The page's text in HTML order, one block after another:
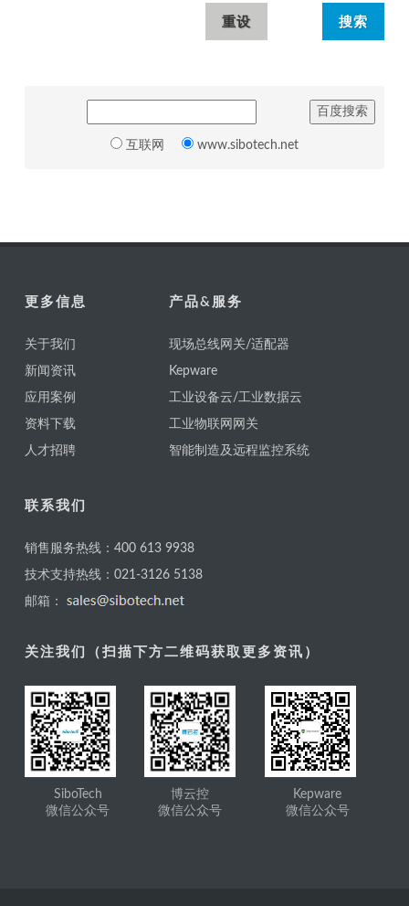
互联网 www.sibotech.net
更多信息
关于我们
新闻资讯
应用案例
资料下载
人才招聘
产品&服务
现场总线网关/适配器
Kepware
工业设备云/工业数据云
工业物联网网关
智能制造及远程监控系统
联系我们
销售服务热线：400 613 9938
技术支持热线：021-3126 5138
邮箱：
关注我们（扫描下方二维码获取更多资讯）
SiboTech
微信公众号
博云控
微信公众号
Kepware
微信公众号